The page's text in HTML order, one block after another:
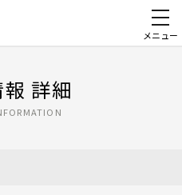
メニュー
詳細